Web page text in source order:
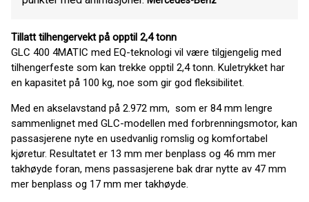
Tillatt tilhengervekt på opptil 2,4 tonn
GLC 400 4MATIC med EQ-teknologi vil være tilgjengelig med
tilhengerfeste som kan trekke opptil 2,4 tonn. Kuletrykket har
en kapasitet på 100 kg, noe som gir god fleksibilitet.
Med en akselavstand på 2.972 mm, som er 84 mm lengre
sammenlignet med GLC-modellen med forbrenningsmotor, kan
passasjerene nyte en usedvanlig romslig og komfortabel
kjøretur. Resultatet er 13 mm mer benplass og 46 mm mer
takhøyde foran, mens passasjerene bak drar nytte av 47 mm
mer benplass og 17 mm mer takhøyde.